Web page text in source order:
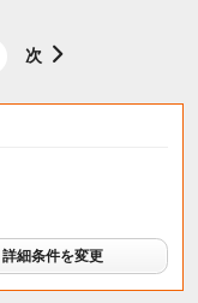
次
詳細条件を変更